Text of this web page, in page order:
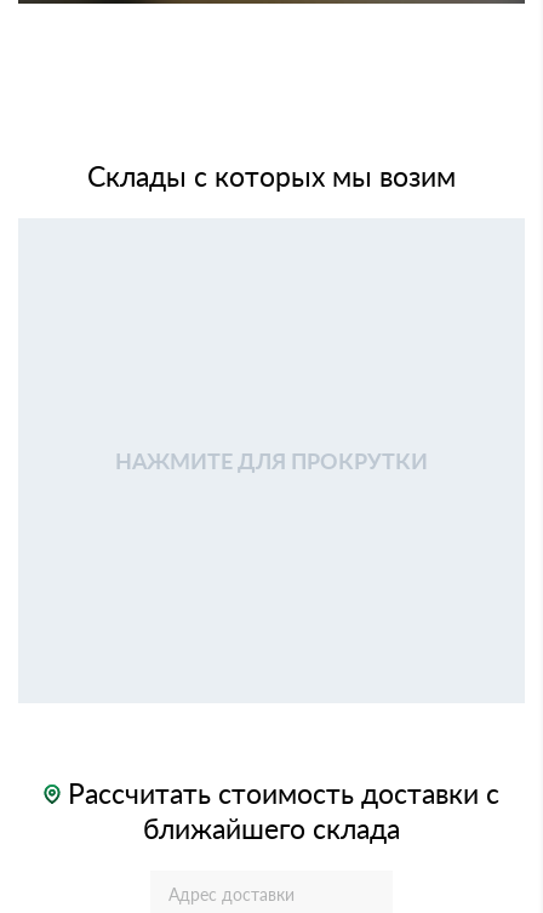
Склады с которых мы возим
НАЖМИТЕ ДЛЯ ПРОКРУТКИ
Рассчитать стоимость доставки с
ближайшего склада